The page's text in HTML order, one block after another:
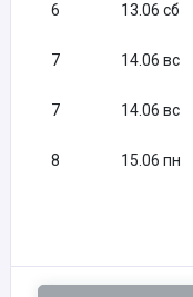
6 13.06 сб
7 14.06 вс
7 14.06 вс
8 15.06 пн